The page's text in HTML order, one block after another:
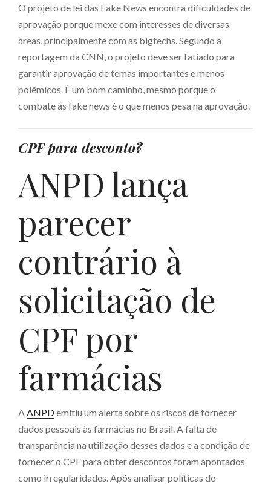
O projeto de lei das Fake News encontra dificuldades de
aprovação porque mexe com interesses de diversas
áreas, principalmente com as bigtechs. Segundo a
reportagem da CNN, o projeto deve ser fatiado para
garantir aprovação de temas importantes e menos
polêmicos. É um bom caminho, mesmo porque o
combate às fake news é o que menos pesa na aprovação.
CPF para desconto?
ANPD lança
parecer
contrário à
solicitação de
CPF por
farmácias
AANPDemitiu um alerta sobre os riscos de fornecer
dados pessoais às farmácias no Brasil. A falta de
transparência na utilização desses dados e a condição de
fornecer o CPF para obter descontos foram apontados
como irregularidades. Após analisar políticas de